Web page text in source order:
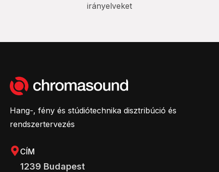
irányelveket
Hang-, fény és stúdiótechnika disztribúció és
rendszertervezés
CÍM
1239 Budapest